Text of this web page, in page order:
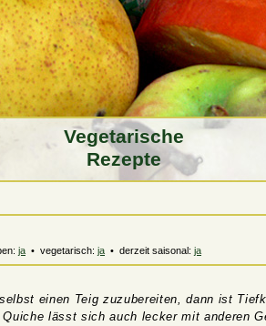
Vegeta­rische
Rezepte
ja • vegetarisch: ja • derzeit saisonal: ja
einen Teig zuzubereiten, dann ist
lässt sich auch lecker mit anderen